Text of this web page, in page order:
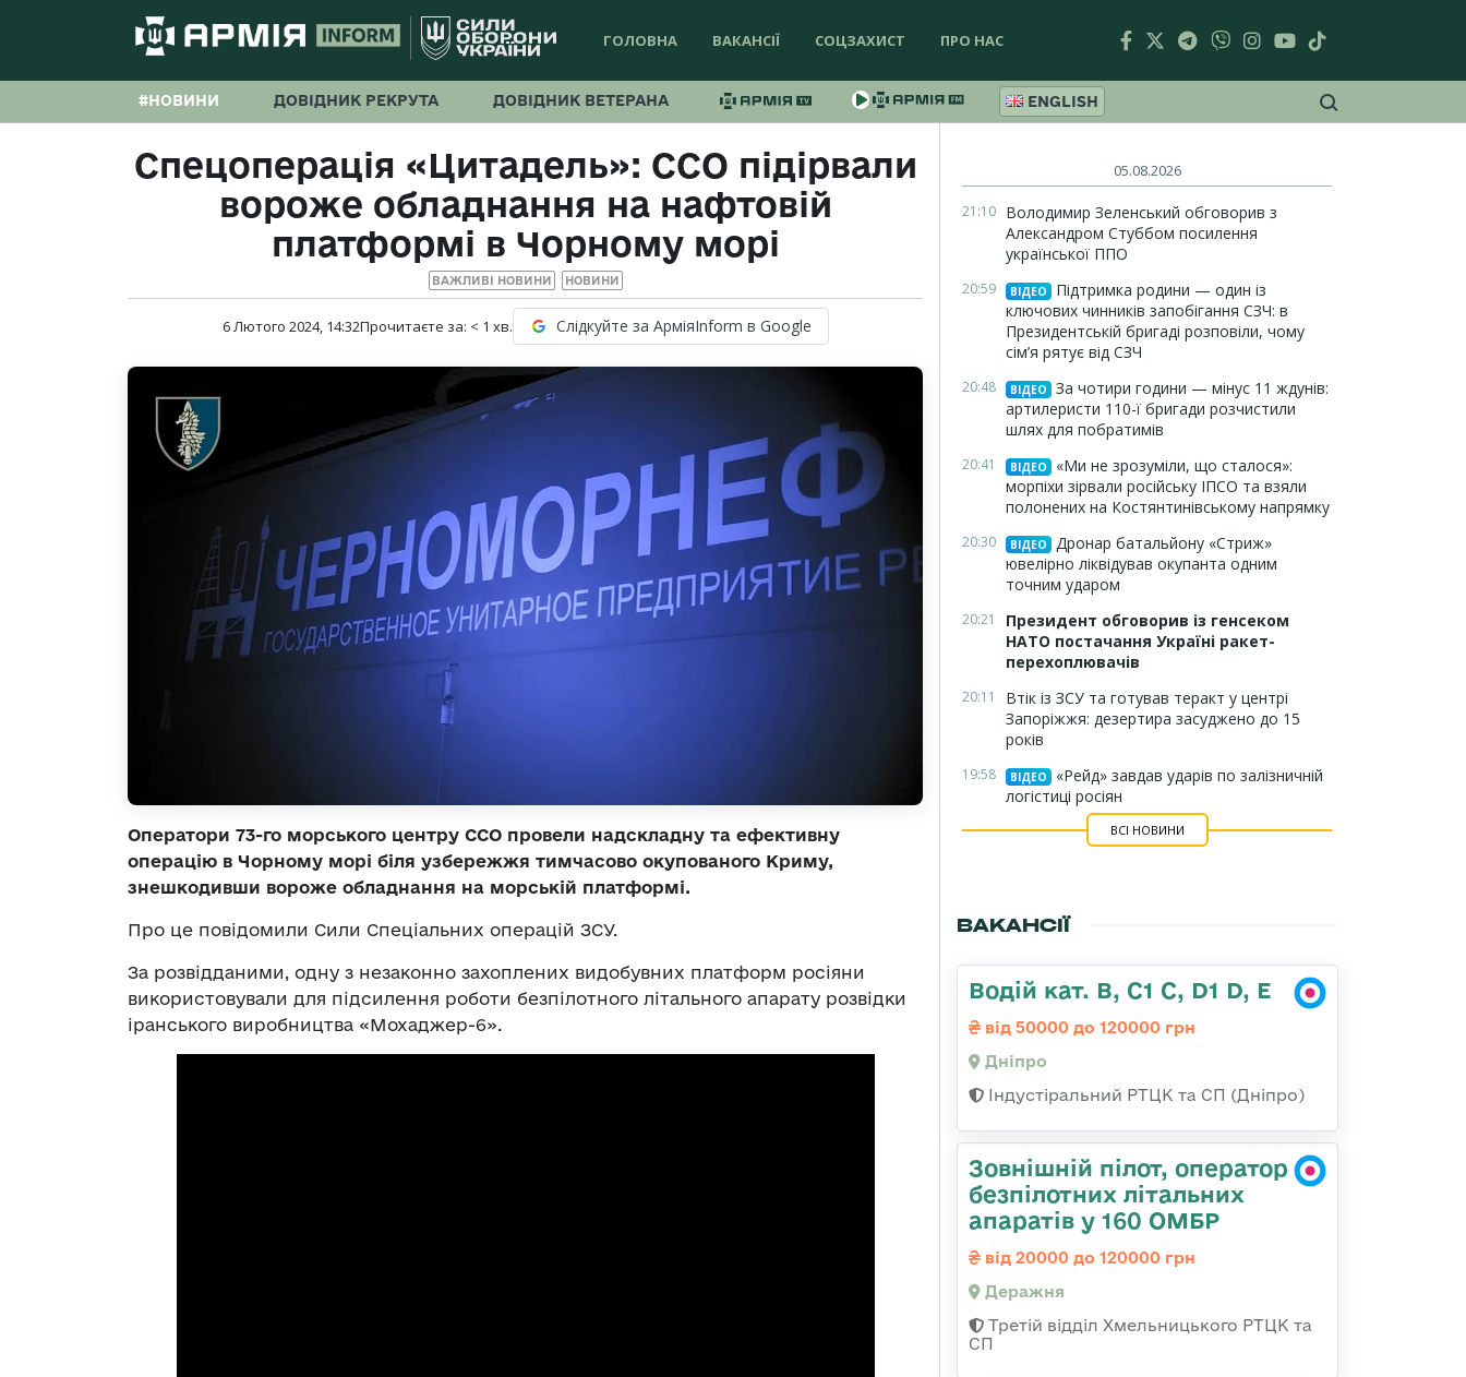
ГОЛОВНА ВАКАНСІЇ СОЦЗАХИСТ ПРО НАС
#НОВИНИ ДОВІДНИК РЕКРУТА ДОВІДНИК ВЕТЕРАНА ENGLISH
Спецоперація «Цитадель»: ССО підірвали
вороже обладнання на нафтовій
платформі в Чорному морі
ВАЖЛИВІ НОВИНИ НОВИНИ
6 Лютого 2024, 14:32Прочитаєте за: < 1 хв. Слідкуйте за АрміяInform в Google
Оператори 73-го морського центру ССО провели надскладну та ефективну
операцію в Чорному морі біля узбережжя тимчасово окупованого Криму,
знешкодивши вороже обладнання на морській платформі.
Про це повідомили Сили Спеціальних операцій ЗСУ.
За розвідданими, одну з незаконно захоплених видобувних платформ росіяни
використовували для підсилення роботи безпілотного літального апарату розвідки
іранського виробництва «Мохаджер-6».
05.08.2026
21:10 Володимир Зеленський обговорив з
Александром Стуббом посилення
української ППО
20:59 ВІДЕО
Підтримка родини — один із
ключових чинників запобігання СЗЧ: в
Президентській бригаді розповіли, чому
сім’я рятує від СЗЧ
20:48 ВІДЕО
За чотири години — мінус 11 ждунів:
артилеристи 110-ї бригади розчистили
шлях для побратимів
20:41 ВІДЕО
«Ми не зрозуміли, що сталося»:
морпіхи зірвали російську ІПСО та взяли
полонених на Костянтинівському напрямку
20:30 ВІДЕО
Дронар батальйону «Стриж»
ювелірно ліквідував окупанта одним
точним ударом
20:21
Президент обговорив із генсеком
НАТО постачання Україні ракет-
перехоплювачів
20:11
Втік із ЗСУ та готував теракт у центрі
Запоріжжя: дезертира засуджено до 15
років
19:58 ВІДЕО
«Рейд» завдав ударів по залізничній
логістиці росіян
ВСІ НОВИНИ
ВАКАНСІЇ
Водій кат. В, С1 С, D1 D, E
від 50000 до 120000 грн
Дніпро
Індустіральний РТЦК та СП (Дніпро)
Зовнішній пілот, оператор
безпілотних літальних
апаратів у 160 ОМБР
від 20000 до 120000 грн
Деражня
Третій відділ Хмельницького РТЦК та
СП